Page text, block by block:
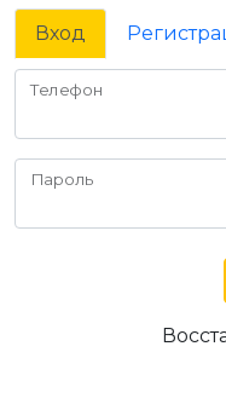
Вход
Телефон
Пароль